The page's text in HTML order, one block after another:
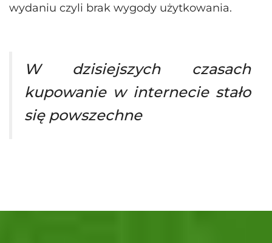
wydaniu czyli brak wygody użytkowania.
W dzisiejszych czasach
kupowanie w internecie stało
się powszechne